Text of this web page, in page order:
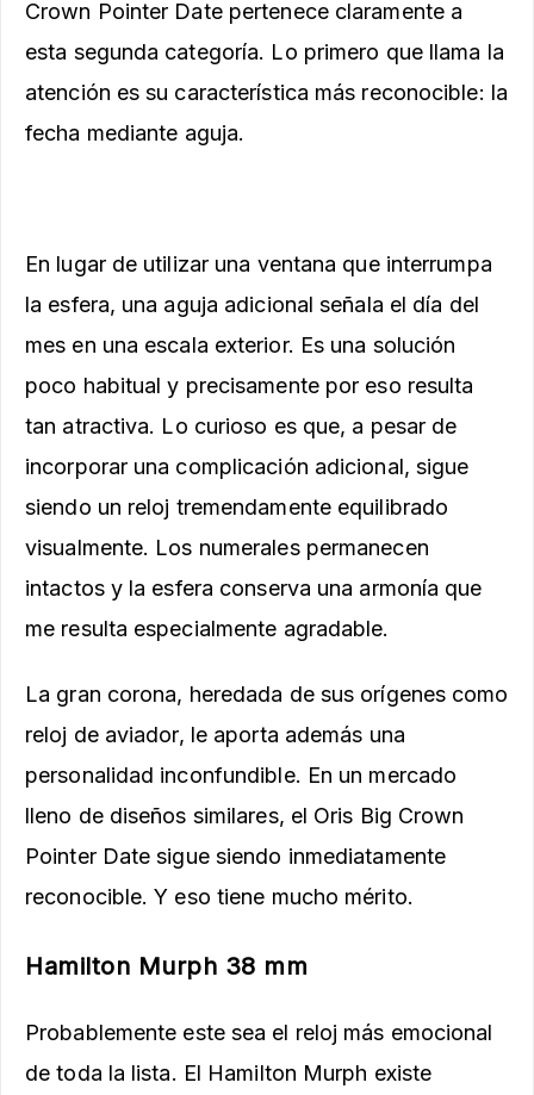
Crown Pointer Date pertenece claramente a
esta segunda categoría. Lo primero que llama la
atención es su característica más reconocible: la
fecha mediante aguja.
En lugar de utilizar una ventana que interrumpa
la esfera, una aguja adicional señala el día del
mes en una escala exterior. Es una solución
poco habitual y precisamente por eso resulta
tan atractiva. Lo curioso es que, a pesar de
incorporar una complicación adicional, sigue
siendo un reloj tremendamente equilibrado
visualmente. Los numerales permanecen
intactos y la esfera conserva una armonía que
me resulta especialmente agradable.
La gran corona, heredada de sus orígenes como
reloj de aviador, le aporta además una
personalidad inconfundible. En un mercado
lleno de diseños similares, el Oris Big Crown
Pointer Date sigue siendo inmediatamente
reconocible. Y eso tiene mucho mérito.
Hamilton Murph 38 mm
Probablemente este sea el reloj más emocional
de toda la lista. El Hamilton Murph existe